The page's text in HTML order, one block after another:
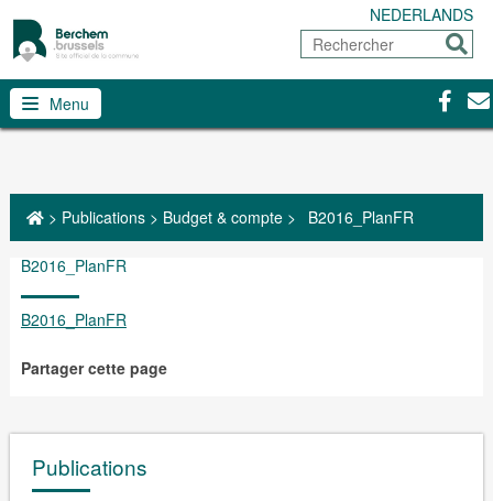
NEDERLANDS
Rechercher
Menu
> Publications> Budget & compte> B2016_PlanFR
B2016_PlanFR
B2016_PlanFR
Partager cette page
Publications